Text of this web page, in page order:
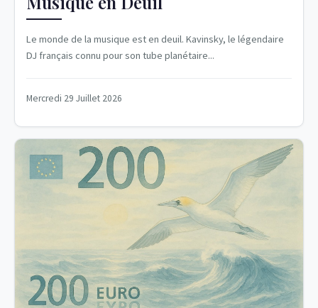
Le monde de la musique est en deuil. Kavinsky, le légendaire
DJ français connu pour son tube planétaire...
Mercredi 29 Juillet 2026